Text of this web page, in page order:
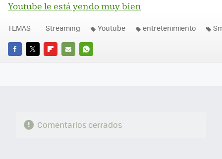
Youtube le está yendo muy bien
FACEBOOK
TWITTERFLIPBOARD
E-
WHATSAPP
TEMAS Streaming Youtube entretenimiento
Comentarios cerrados